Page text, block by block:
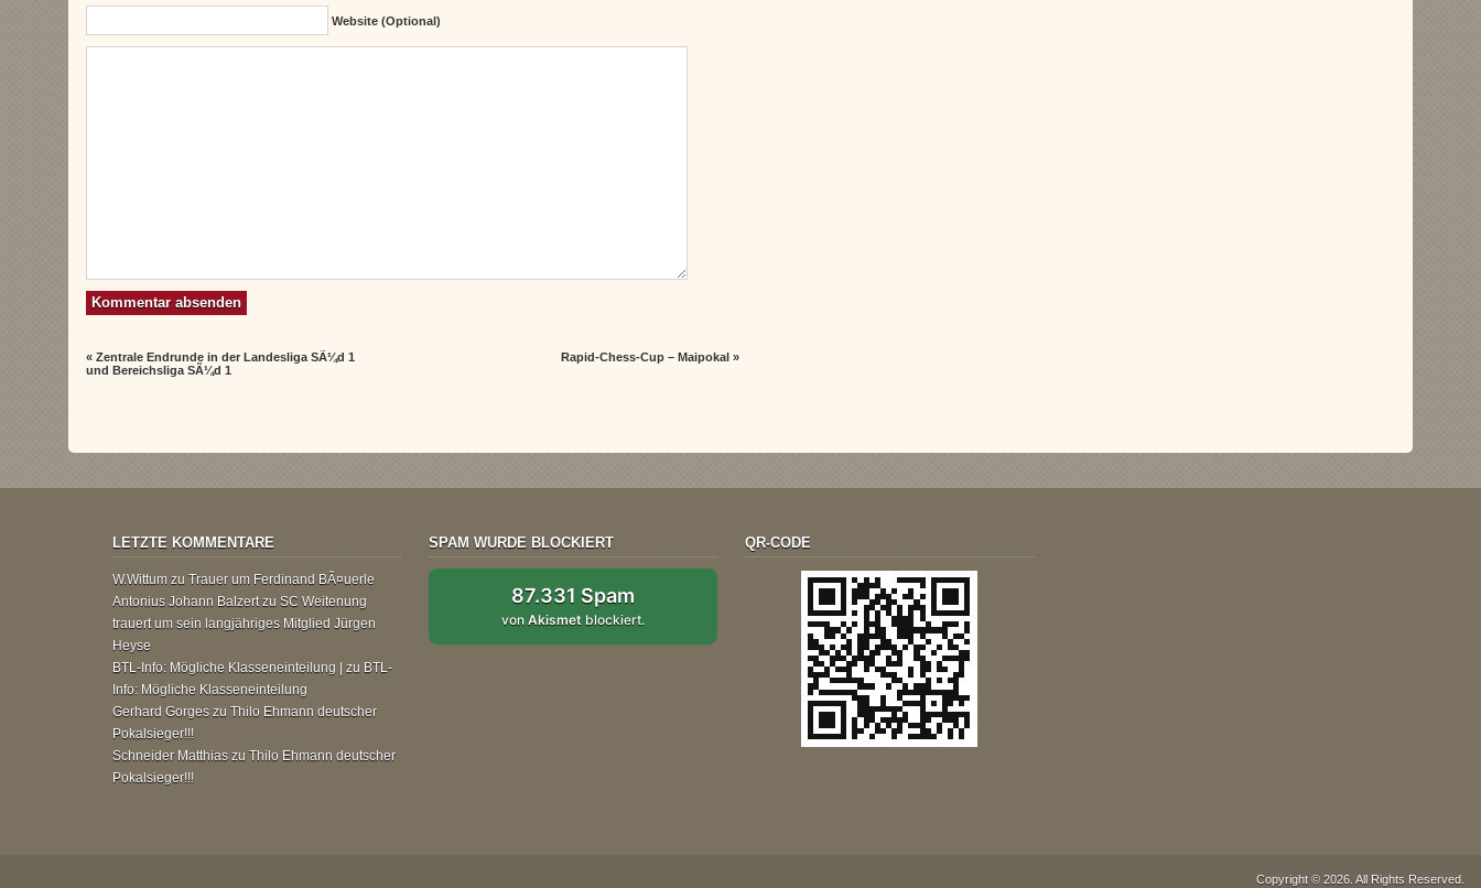
Website (Optional)
«Zentrale Endrunde in der Landesliga SÃ¼d 1
und Bereichsliga SÃ¼d 1
Rapid-Chess-Cup – Maipokal»
LETZTE KOMMENTARE
W.Wittum zu Trauer um Ferdinand BÃ¤uerle
Antonius Johann Balzertzu SC Weitenung
trauert um sein langjähriges Mitglied Jürgen
Heyse
BTL-Info: Mögliche Klasseneinteilung | zu BTL-
Info: Mögliche Klasseneinteilung
Gerhard Gorges zu Thilo Ehmann deutscher
Pokalsieger!!!
Schneider Matthias zu Thilo Ehmann deutscher
Pokalsieger!!!
SPAM WURDE BLOCKIERT
87.331 Spam
vonAkismet blockiert.
QR-CODE
Copyright © 2026. All Rights Reserved.